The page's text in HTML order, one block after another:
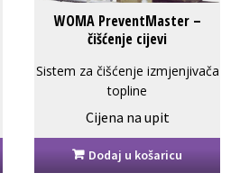
WOMA PreventMaster –
čišćenje cijevi
Sistem za čišćenje izmjenjivača
topline
PreventMaster WOMA
Cijena na upit
Dodaj u košaricu